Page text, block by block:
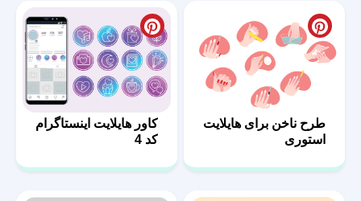
طرح ناخن برای هایلایت
استوری
کاور هایلایت اینستاگرام
کد 4